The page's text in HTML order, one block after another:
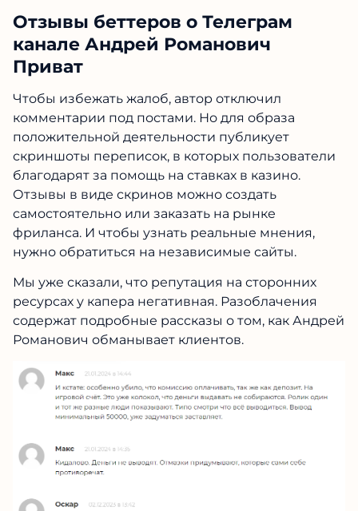
Отзывы беттеров о Телеграм
канале Андрей Романович
Приват
Чтобы избежать жалоб, автор отключил
комментарии под постами. Но для образа
положительной деятельности публикует
скриншоты переписок, в которых пользователи
благодарят за помощь на ставках в казино.
Отзывы в виде скринов можно создать
самостоятельно или заказать на рынке
фриланса. И чтобы узнать реальные мнения,
нужно обратиться на независимые сайты.
Мы уже сказали, что репутация на сторонних
ресурсах у капера негативная. Разоблачения
содержат подробные рассказы о том, как Андрей
Романович обманывает клиентов.